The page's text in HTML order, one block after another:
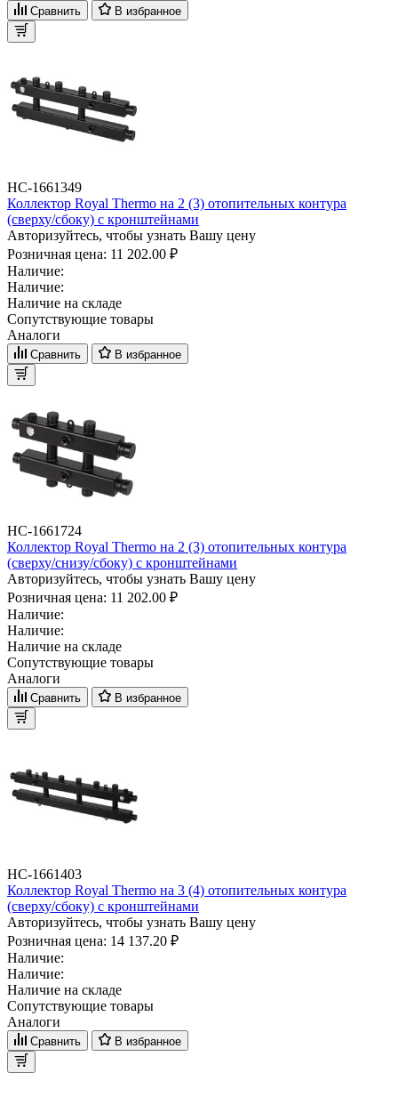
Сравнить В избранное
НС-1661349
Коллектор Royal Thermo на 2 (3) отопительных контура
(сверху/сбоку) с кронштейнами
Авторизуйтесь, чтобы узнать Вашу цену
Розничная цена: 11 202.00 ₽
Наличие:
Наличие:
Наличие на складе
Сопутствующие товары
Аналоги
Сравнить В избранное
НС-1661724
Коллектор Royal Thermo на 2 (3) отопительных контура
(сверху/снизу/сбоку) с кронштейнами
Авторизуйтесь, чтобы узнать Вашу цену
Розничная цена: 11 202.00 ₽
Наличие:
Наличие:
Наличие на складе
Сопутствующие товары
Аналоги
Сравнить В избранное
НС-1661403
Коллектор Royal Thermo на 3 (4) отопительных контура
(сверху/сбоку) с кронштейнами
Авторизуйтесь, чтобы узнать Вашу цену
Розничная цена: 14 137.20 ₽
Наличие:
Наличие:
Наличие на складе
Сопутствующие товары
Аналоги
Сравнить В избранное